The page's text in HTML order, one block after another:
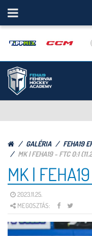
GALÉRIA FEHA19
MK | FEHA19 - FTC 0:1
MK |
2023.11.25.
MEGOSZTÁS: